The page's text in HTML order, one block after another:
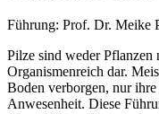
Führung: Prof. Dr. Meike
Pilze sind weder Pflanzen
Organismenreich dar.
Boden verborgen, nur
Anwesenheit. Diese